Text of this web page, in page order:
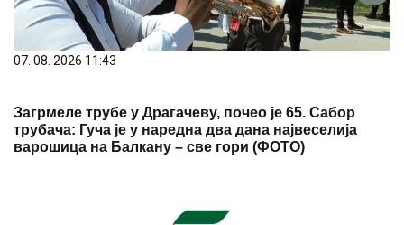
07. 08. 2026 11:43
Загрмеле трубе у Драгачеву, почео је 65. Сабор
трубача: Гуча је у наредна два дана највеселија
варошица на Балкану – све гори (ФОТО)